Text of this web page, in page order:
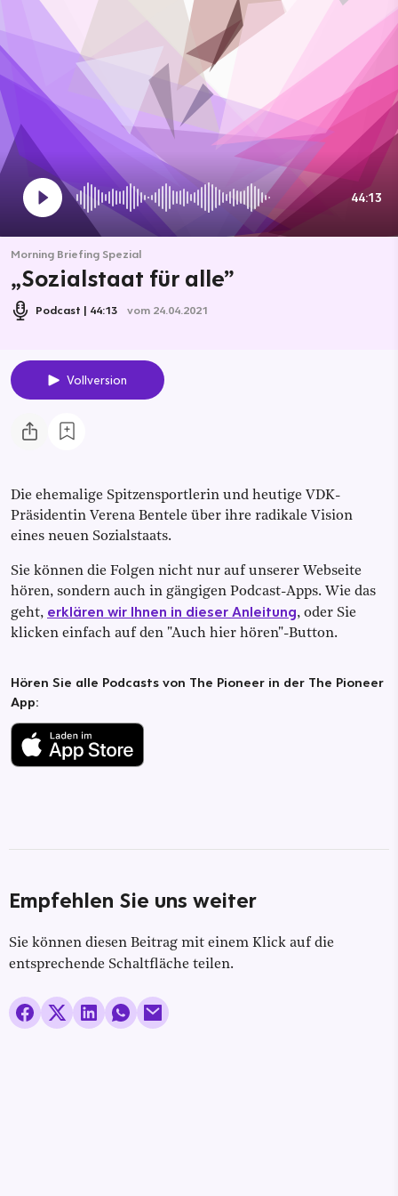
44:13
Morning Briefing Spezial
„Sozialstaat für alle”
Podcast 44:13 vom 24.04.2021
Vollversion
Die ehemalige Spitzensportlerin und heutige VDK-
Präsidentin Verena Bentele über ihre radikale Vision
eines neuen Sozialstaats.
Sie können die Folgen nicht nur auf unserer Webseite
hören, sondern auch in gängigen Podcast-Apps. Wie das
geht, erklären wir Ihnen in dieser Anleitung, oder Sie
klicken einfach auf den "Auch hier hören"-Button.
Hören Sie alle Podcasts von The Pioneer in der The Pioneer
App:
Empfehlen Sie uns weiter
Sie können diesen Beitrag mit einem Klick auf die
entsprechende Schaltfläche teilen.